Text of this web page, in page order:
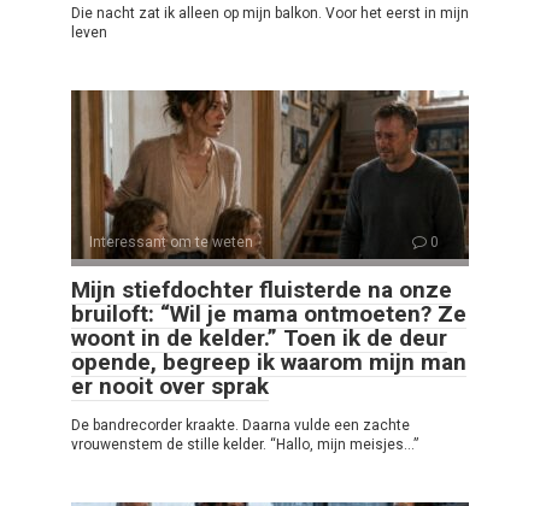
Die nacht zat ik alleen op mijn balkon. Voor het eerst in mijn
leven
Interessant om te weten 0
Mijn stiefdochter fluisterde na onze
bruiloft: “Wil je mama ontmoeten? Ze
woont in de kelder.” Toen ik de deur
opende, begreep ik waarom mijn man
er nooit over sprak
De bandrecorder kraakte. Daarna vulde een zachte
vrouwenstem de stille kelder. “Hallo, mijn meisjes…”